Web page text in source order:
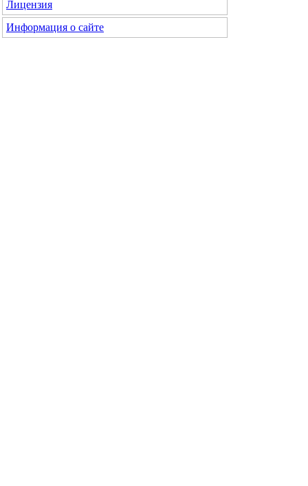
Лицензия
Информация о сайте